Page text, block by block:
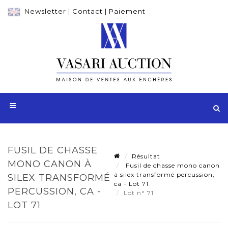
Newsletter | Contact | Paiement
FUSIL DE CHASSE
MONO CANON À
SILEX TRANSFORMÉ
PERCUSSION, CA -
LOT 71
Résultat
Fusil de chasse mono canon
à silex transformé percussion,
ca - Lot 71
Lot n° 71